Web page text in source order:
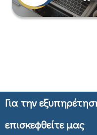
Για την
επισκεφθείτε μας